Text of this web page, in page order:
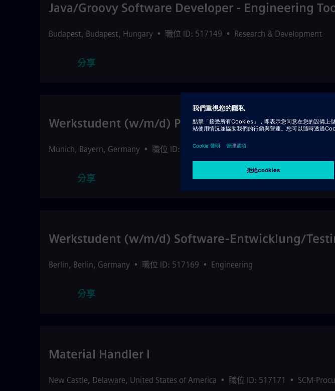
Java/Groovy Software Developer - Engineering
Budapest, Budapest, Hungary • 職位 ID: 517149 • Research & Development
分享
Werkstudent (w/m/d) Projektmanagement
Munich, Bayern, Germany • 職位 ID: 517167 • Project Management
分享
Werkstudent (w/m/d) Software-Entwicklung/
Berlin, Berlin, Germany • 職位 ID: 517169 • Engineering
分享
Material Handler I
New Castle, Delaware, United States of America • 職位 ID: 517171 • SCM-